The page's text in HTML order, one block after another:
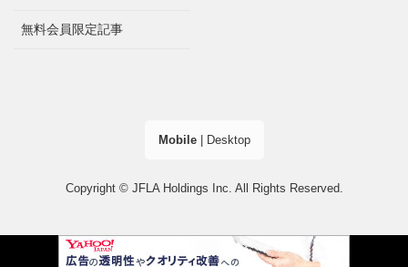
無料会員限定記事
Mobile| Desktop
Copyright © JFLA Holdings Inc. All Rights Reserved.